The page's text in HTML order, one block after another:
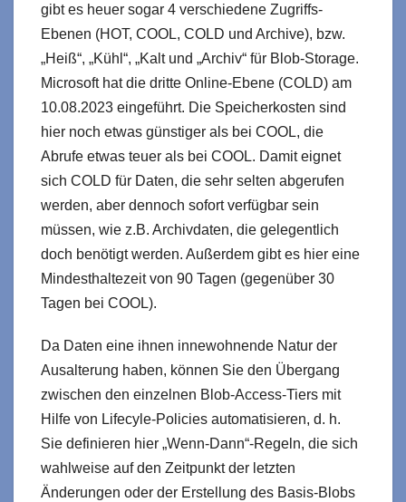
gibt es heuer sogar 4 verschiedene Zugriffs-
Ebenen (HOT, COOL, COLD und Archive), bzw.
„Heiß“, „Kühl“, „Kalt und „Archiv“ für Blob-Storage.
Microsoft hat die dritte Online-Ebene (COLD) am
10.08.2023 eingeführt. Die Speicherkosten sind
hier noch etwas günstiger als bei COOL, die
Abrufe etwas teuer als bei COOL. Damit eignet
sich COLD für Daten, die sehr selten abgerufen
werden, aber dennoch sofort verfügbar sein
müssen, wie z.B. Archivdaten, die gelegentlich
doch benötigt werden. Außerdem gibt es hier eine
Mindesthaltezeit von 90 Tagen (gegenüber 30
Tagen bei COOL).
Da Daten eine ihnen innewohnende Natur der
Ausalterung haben, können Sie den Übergang
zwischen den einzelnen Blob-Access-Tiers mit
Hilfe von Lifecyle-Policies automatisieren, d. h.
Sie definieren hier „Wenn-Dann“-Regeln, die sich
wahlweise auf den Zeitpunkt der letzten
Änderungen oder der Erstellung des Basis-Blobs